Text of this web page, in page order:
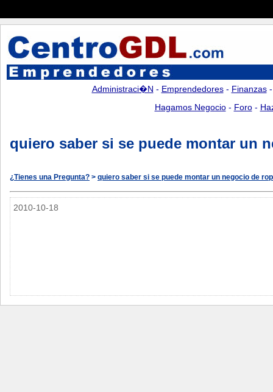
Administraci�n - Emprendedores- Finanzas
Hagamos Negocio- Foro-
quiero saber si se puede montar un
¿Tienes una Pregunta? > quiero saber si se puede montar un negocio de
2010-10-18